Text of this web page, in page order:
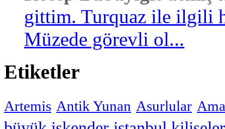
gittim. Turquaz ile ilgili
Müzede görevli ol...
Etiketler
Artemis Antik Yunan Asurlular